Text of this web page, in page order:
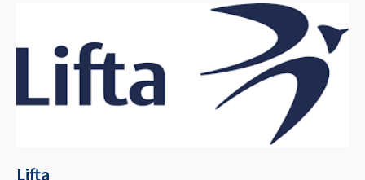
Lifta